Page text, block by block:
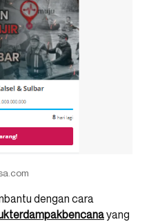
dengan cara
yang